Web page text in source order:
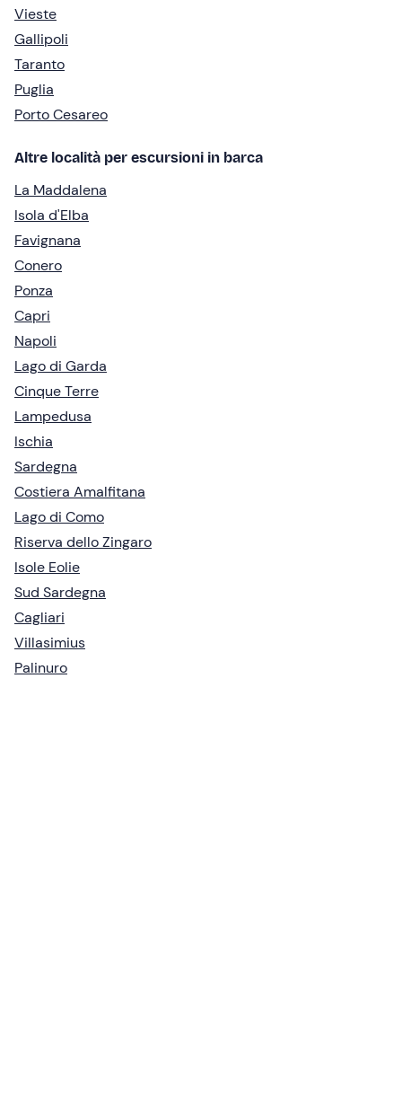
Vieste
Gallipoli
Taranto
Puglia
Porto Cesareo
Altre località per escursioni in barca
La Maddalena
Isola d'Elba
Favignana
Conero
Ponza
Capri
Napoli
Lago di Garda
Cinque Terre
Lampedusa
Ischia
Sardegna
Costiera Amalfitana
Lago di Como
Riserva dello Zingaro
Isole Eolie
Sud Sardegna
Cagliari
Villasimius
Palinuro